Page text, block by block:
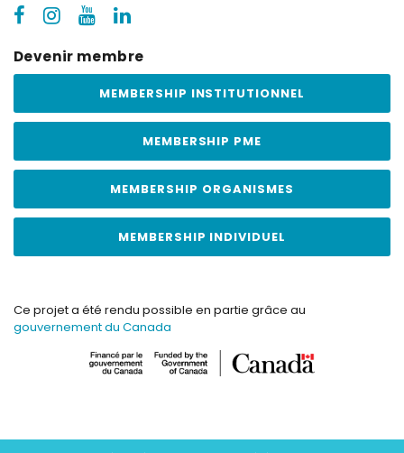
Devenir membre
MEMBERSHIP INSTITUTIONNEL
MEMBERSHIP PME
MEMBERSHIP ORGANISMES
MEMBERSHIP INDIVIDUEL
Ce projet a été rendu possible en partie grâce au
gouvernement du Canada